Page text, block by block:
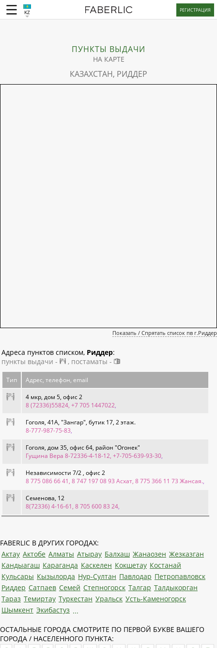
KZ РЕГИСТРАЦИЯ
ПУНКТЫ ВЫДАЧИ
НА КАРТЕ
КАЗАХСТАН, РИДДЕР
Показать / Спрятать список пв г.Риддер
Адреса пунктов списком, Риддер:
пункты выдачи -
, постаматы -
Тип Адрес, телефон, email
4 мкр, дом 5, офис 2
8 (72336)55824, +7 705 1447022,
Гоголя, 41А, "Зангар", бутик 17, 2 этаж.
8-777-987-75-83,
Гоголя, дом 35, офис 64, район "Огонек"
Гущина Вера 8-72336-4-18-12, +7-705-639-93-30,
Независимости 7/2 , офис 2
8 775 086 66 41, 8 747 197 08 93 Асхат, 8 775 366 11 73 Жансая.,
Семенова, 12
8(72336) 4-16-61, 8 705 600 83 24,
FABERLIC В ДРУГИХ ГОРОДАХ:
Актау Актобе Алматы Атырау Балхаш Жанаозен Жезказган
Кандыагаш Караганда Каскелен Кокшетау Костанай
Кульсары Кызылорда Нур-Султан Павлодар Петропавловск
Риддер Сатпаев Семей Степногорск Талгар Талдыкорган
Тараз Темиртау Туркестан Уральск Усть-Каменогорск
Шымкент Экибастуз ...
ОСТАЛЬНЫЕ ГОРОДА СМОТРИТЕ ПО ПЕРВОЙ БУКВЕ ВАШЕГО
ГОРОДА / НАСЕЛЕННОГО ПУНКТА: